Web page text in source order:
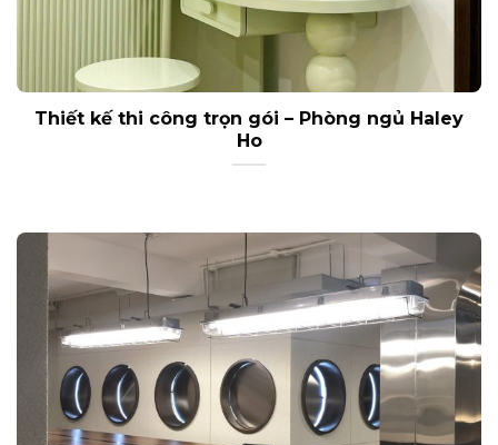
Thiết kế thi công trọn gói – Phòng ngủ Haley
Ho